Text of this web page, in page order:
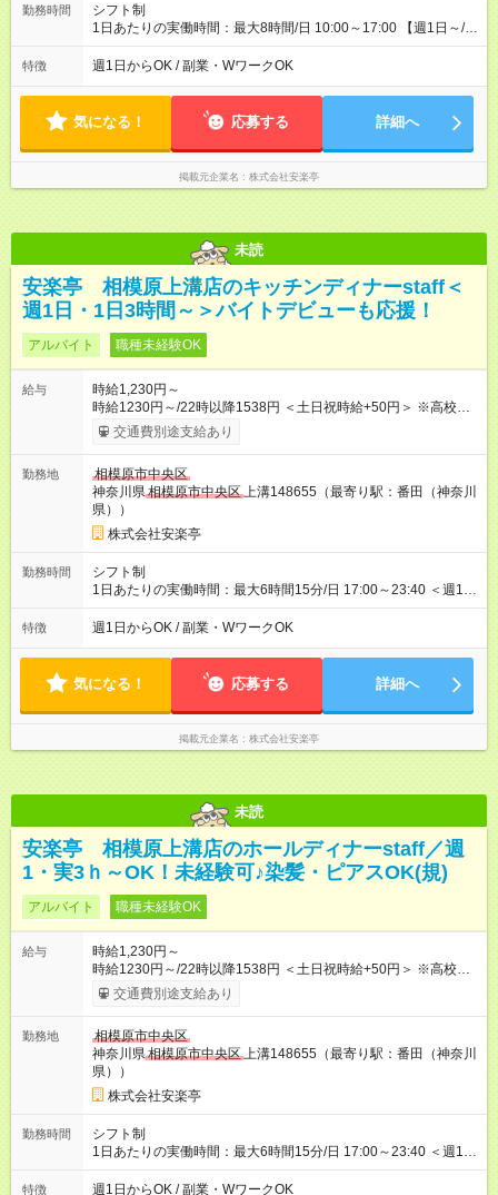
勤務時間
シフト制
1日あたりの実働時間：最大8時間/日 10:00～17:00 【週1日～/1
日3時間～OK！】 ＊レギュラー勤務ももちろん大歓迎！ 「子ど
ものお迎えまでの時間」 「ランチタイムだけ」 など、家庭の予
談可能◎
特徴 週1日からOK / 副業・WワークOK
気になる！ 応募する 詳細へ
掲載元企業名 株式会社安楽亭
未読
安楽亭 相模原上溝店のキッチンディナーstaff＜
週1日・1日3時間～＞バイトデビューも応援！
アルバイト 職種未経験OK
給与
時給1,230円～
時給1230円～/22時以降1538円 ＜土日祝時給+50円＞ ※高校生
時給1230円 【試用期間】試用期間あり 試用期間の長さ：12ヶ
月 雇用形態、給与は本採用時と同じです。 ※最大12ヶ月の間
交通費別途支給あり
勤務地
相模原市中央区
神奈川県相模原市中央区上溝148655（最寄り駅：番田（神奈川
県））
株式会社安楽亭
勤務時間
シフト制
1日あたりの実働時間：最大6時間15分/日 17:00～23:40 ＜週1日
～/短時間OK！＞ ※18歳未満・高校生は21:30までの勤務 ・シフ
トは自己申告制だから私生活優先でOK◎ ・週1日もあれば週5日
して短時間」など希望に合わせて働けます！
特徴 週1日からOK / 副業・WワークOK
気になる！ 応募する 詳細へ
掲載元企業名 株式会社安楽亭
未読
安楽亭 相模原上溝店のホールディナーstaff／週
1・実3ｈ～OK！未経験可♪染髪・ピアスOK(規)
アルバイト 職種未経験OK
給与
時給1,230円～
時給1230円～/22時以降1538円 ＜土日祝時給+50円＞ ※高校生
時給1230円 【試用期間】試用期間あり 試用期間の長さ：12ヶ
月 雇用形態、給与は本採用時と同じです。 ※最大12ヶ月の間
交通費別途支給あり
勤務地
相模原市中央区
神奈川県相模原市中央区上溝148655（最寄り駅：番田（神奈川
県））
株式会社安楽亭
勤務時間
シフト制
1日あたりの実働時間：最大6時間15分/日 17:00～23:40 ＜週1日
～/短時間OK！＞ ※18歳未満・高校生は21:30までの勤務 ・シフ
トは自己申告制だから私生活優先でOK◎ ・週1日もあれば週5日
特徴 週1日からOK / 副業・WワークOK